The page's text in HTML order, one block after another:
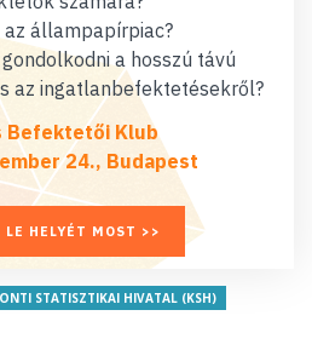
állampapírpiac?
a hosszú távú
az ingatlanbefektetésekről?
Befektetői Klub
24., Budapest
LE HELYÉT MOST >>
STATISZTIKAI HIVATAL (KSH)